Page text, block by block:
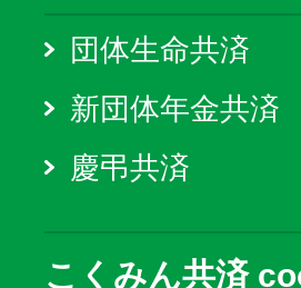
団体生命共済
新団体年金共済
慶弔共済
こくみん共済